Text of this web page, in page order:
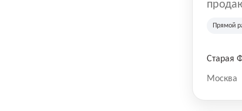
SKU,
Прямой
Старая
Москва